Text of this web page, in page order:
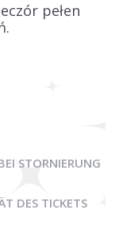
pełen
STORNIERUNG
DES TICKETS